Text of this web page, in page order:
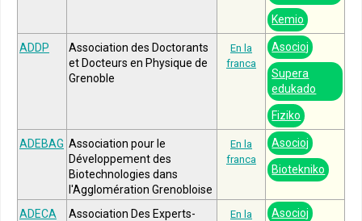
Kemio
ADDP
Association des Doctorants
et Docteurs en Physique de
Grenoble
En la
franca
Asocioj
Supera
edukado
Fiziko
ADEBAG Association pour le
Développement des
Biotechnologies dans
l'Agglomération Grenobloise
En la
franca
Asocioj
Biotekniko
ADECA
Association Des Experts-
En la
Asocioj